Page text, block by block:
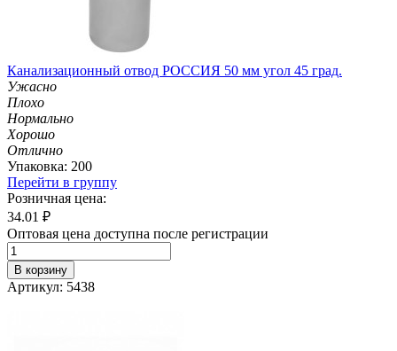
Канализационный отвод РОССИЯ 50 мм угол 45 град.
Ужасно
Плохо
Нормально
Хорошо
Отлично
Упаковка: 200
Перейти в группу
Розничная цена:
34.01 ₽
Оптовая цена доступна после регистрации
В корзину
Артикул: 5438